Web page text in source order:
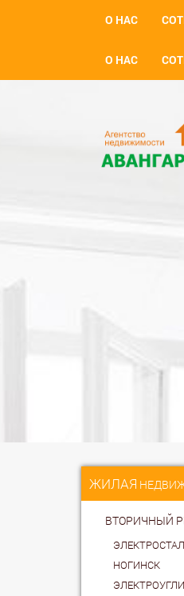
О НАС
О НАС
ЖИЛАЯ
ВТОРИЧНЫЙ
НОГИНСК
ЭЛЕКТРОУГЛИ